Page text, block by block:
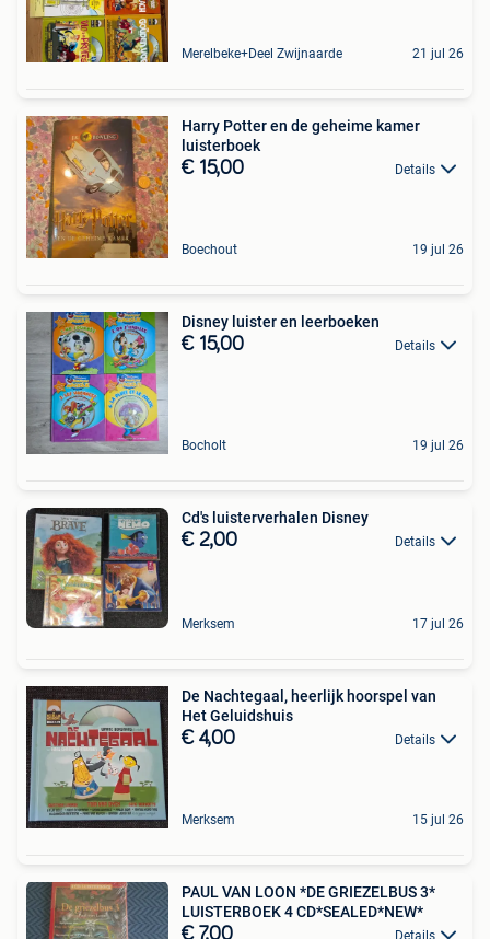
Merelbeke+Deel Zwijnaarde 21 jul 26
Harry Potter en de geheime kamer
luisterboek
€ 15,00 Details
Boechout 19 jul 26
Disney luister en leerboeken
€ 15,00 Details
Bocholt 19 jul 26
Cd's luisterverhalen Disney
€ 2,00 Details
Merksem 17 jul 26
De Nachtegaal, heerlijk hoorspel van
Het Geluidshuis
€ 4,00 Details
Merksem 15 jul 26
PAUL VAN LOON *DE GRIEZELBUS 3*
LUISTERBOEK 4 CD*SEALED*NEW*
€ 7,00 Details